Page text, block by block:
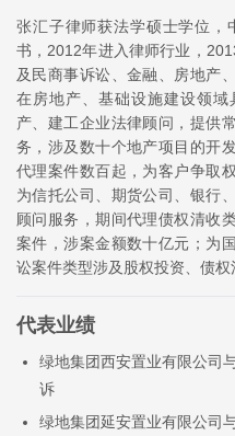
张汇子律师获法学硕士学位，
书，2012年进入律师行业，
及民商事诉讼、金融、房地产
在房地产、基础设施建设领
产、建工企业法律顾问，提供
务，涉及数十个地产项目的开
代理案件数百起，为客户争取
为信托公司、期货公司、银行
顾问服务，期间代理债权清收
案件，涉案金额数十亿元；为
讼案件类型涉及股权投资、债权
代表业绩
绿地集团西安置业有限公司
诉
绿地集团延安置业有限公司